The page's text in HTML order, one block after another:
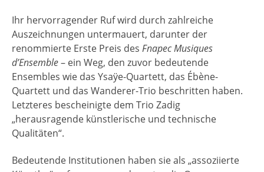
Ihr hervorragender Ruf wird durch zahlreiche
Auszeichnungen untermauert, darunter der
renommierte Erste Preis des Fnapec Musiques
d’Ensemble– ein Weg, den zuvor bedeutende
Ensembles wie das Ysaÿe-Quartett, das Ébène-
Quartett und das Wanderer-Trio beschritten haben.
Letzteres bescheinigte dem Trio Zadig
„herausragende künstlerische und technische
Qualitäten“.
Bedeutende Institutionen haben sie als „assoziierte